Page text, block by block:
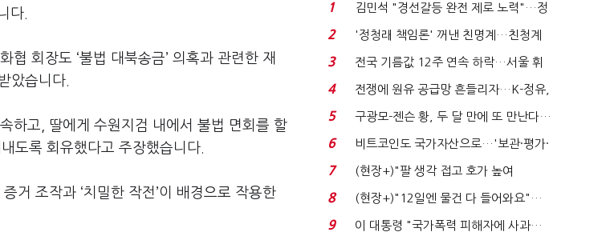
다.
협 회장도 ‘불법 대북송금’ 의혹과 관련한 재
았습니다.
하고, 딸에게 수원지검 내에서 불법 면회를 할
도록 회유했다고 주장했습니다.
거 조작과 ‘치밀한 작전’이 배경으로 작용한
1
김민석 "경선갈등 완전 제로 노력"…정
청래 "반명 공세 사...
2
'정청래 책임론' 꺼낸 친명계…친청계
는 추가투표 때리기...
3
전국 기름값 12주 연속 하락…서울 휘
발윳값 1909원...
4
전쟁에 원유 공급망 흔들리자…K-정유,
에너지안보 핵심...
5
구광모-젠슨 황, 두 달 만에 또 만난다…
로봇·AI 등 논...
6
비트코인도 국가자산으로…'보관·평가·
처분' 기준은 ...
7
(현장+)"팔 생각 접고 호가 높여
요"…'덜 똘똘한 한 채' 20...
8
(현장+)"12일엔 물건 다 들어와요"…
빈 매대 채우며 문 연 ...
9
이 대통령 "국가폭력 피해자에 사과…